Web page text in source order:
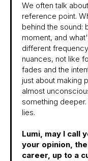
We often talk
reference point.
behind the sound:
moment, and
different
nuances, not like
fades and the
just about making
almost
something
lies.
Lumi, may I call
your opinion,
career, up to a